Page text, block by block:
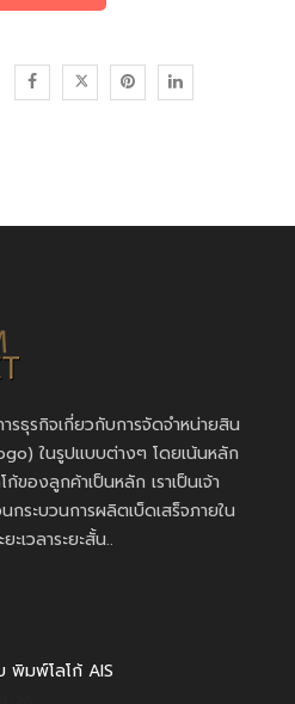
รธุรกิจเกี่ยวกับการจัดจำหน่ายสิน
ในรูปแบบต่างๆ โดยเน้นหลัก
ของลูกค้าเป็นหลัก เราเป็นเจ้า
กระบวนการผลิตเบ็ดเสร็จภายใน
เวลาระยะสั้น..
พิมพ์โลโก้ AIS